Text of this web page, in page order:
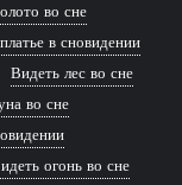
во сне
в сновидении
Видеть лес во сне
во сне
огонь во сне